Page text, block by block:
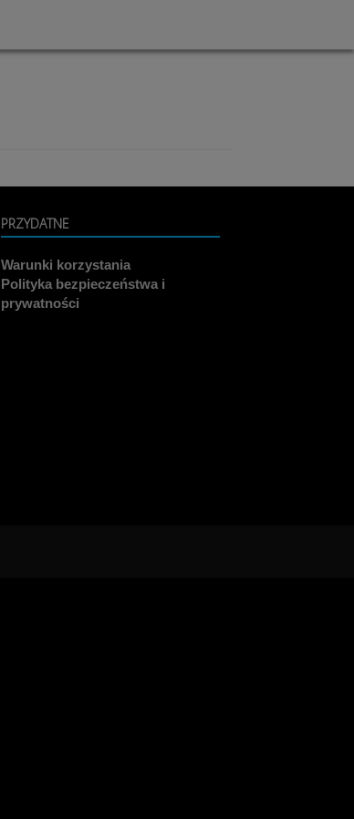
PRZYDATNE
Warunki korzystania
Polityka bezpieczeństwa i
prywatności